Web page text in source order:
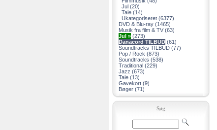
Jul (20)
Tale (14)
Ukategoriseret (6377)
DVD & Blu-ray (1465)
Musik fra film & TV (63)
Jul » (273)
Danacord TILBUD (61)
Soundtracks TILBUD (77)
Pop / Rock (873)
Soundtracks (538)
Traditional (229)
Jazz (673)
Tale (13)
Gavekort (9)
Bøger (71)
Søg